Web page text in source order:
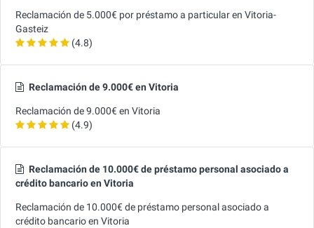
Reclamación de 5.000€ por préstamo a particular en Vitoria-
Gasteiz
(4.8)
Reclamación de 9.000€ en Vitoria
Reclamación de 9.000€ en Vitoria
(4.9)
Reclamación de 10.000€ de préstamo personal asociado a
crédito bancario en Vitoria
Reclamación de 10.000€ de préstamo personal asociado a
crédito bancario en Vitoria